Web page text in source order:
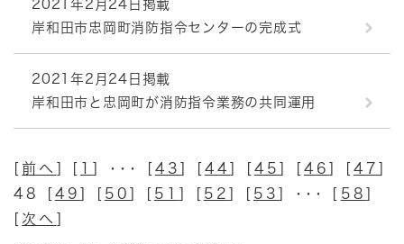
2021年2月24日掲載
岸和田市忠岡町消防指令センターの完成式
2021年2月24日掲載
岸和田市と忠岡町が消防指令業務の共同運用
前へ 1 ] ･･･ [ 43 44 45 46 47
48 [ 49 50 51 52 53 ] ･･･ [ 58
次へ